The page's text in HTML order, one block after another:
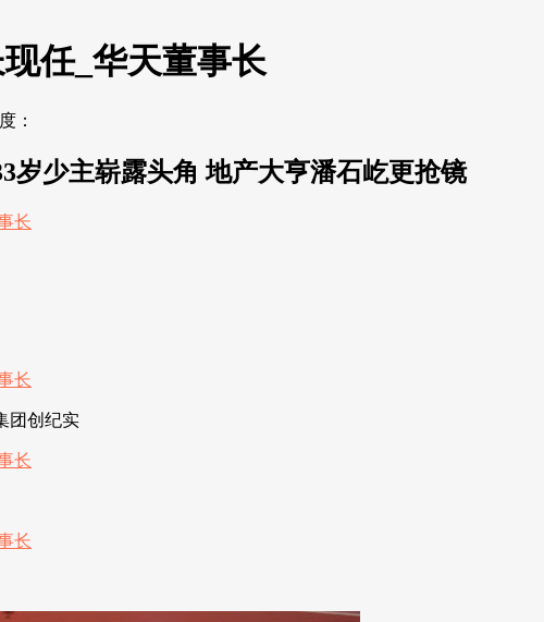
任_华天董事长
：
岁少主崭露头角 地产大亨潘石屹更抢镜
团创纪实